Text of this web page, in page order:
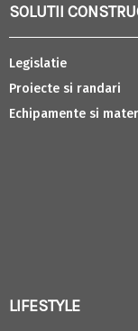
SOLUTII
Legislatie
Proiecte si randari
Echipamente si
LIFESTYLE